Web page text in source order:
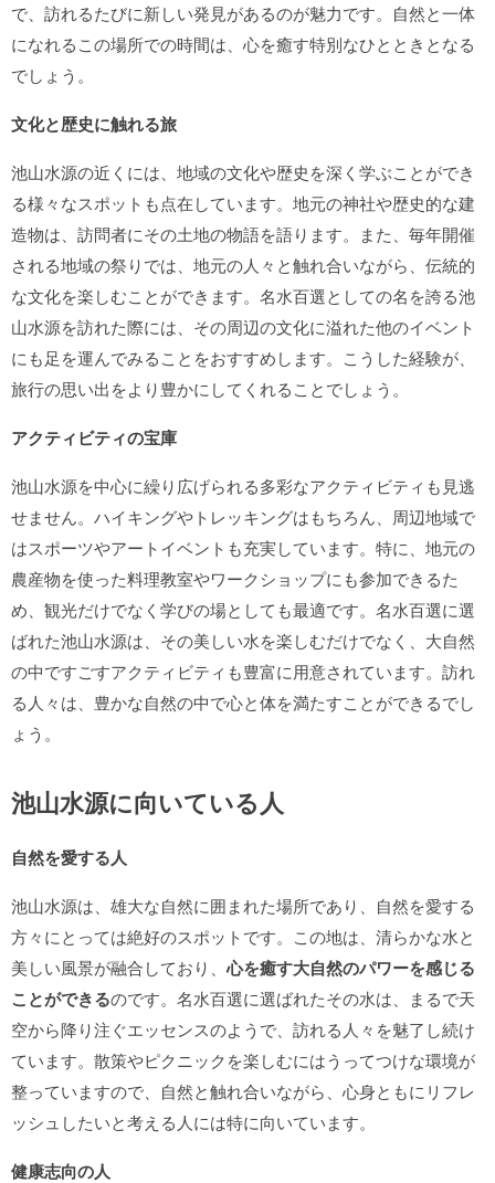
で、訪れるたびに新しい発見があるのが魅力です。自然と一体
になれるこの場所での時間は、心を癒す特別なひとときとなる
でしょう。
文化と歴史に触れる旅
池山水源の近くには、地域の文化や歴史を深く学ぶことができ
る様々なスポットも点在しています。地元の神社や歴史的な建
造物は、訪問者にその土地の物語を語ります。また、毎年開催
される地域の祭りでは、地元の人々と触れ合いながら、伝統的
な文化を楽しむことができます。名水百選としての名を誇る池
山水源を訪れた際には、その周辺の文化に溢れた他のイベント
にも足を運んでみることをおすすめします。こうした経験が、
旅行の思い出をより豊かにしてくれることでしょう。
アクティビティの宝庫
池山水源を中心に繰り広げられる多彩なアクティビティも見逃
せません。ハイキングやトレッキングはもちろん、周辺地域で
はスポーツやアートイベントも充実しています。特に、地元の
農産物を使った料理教室やワークショップにも参加できるた
め、観光だけでなく学びの場としても最適です。名水百選に選
ばれた池山水源は、その美しい水を楽しむだけでなく、大自然
の中ですごすアクティビティも豊富に用意されています。訪れ
る人々は、豊かな自然の中で心と体を満たすことができるでし
ょう。
池山水源に向いている人
自然を愛する人
池山水源は、雄大な自然に囲まれた場所であり、自然を愛する
方々にとっては絶好のスポットです。この地は、清らかな水と
美しい風景が融合しており、心を癒す大自然のパワーを感じる
ことができるのです。名水百選に選ばれたその水は、まるで天
空から降り注ぐエッセンスのようで、訪れる人々を魅了し続け
ています。散策やピクニックを楽しむにはうってつけな環境が
整っていますので、自然と触れ合いながら、心身ともにリフレ
ッシュしたいと考える人には特に向いています。
健康志向の人